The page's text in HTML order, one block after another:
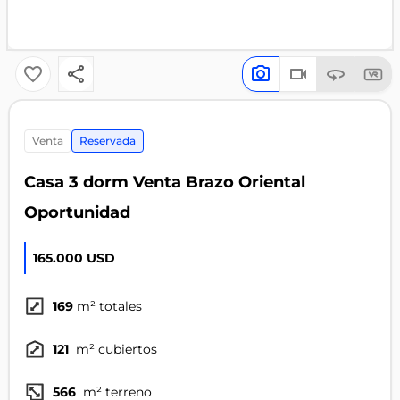
venta Reservada
Casa 3 dorm Venta Brazo Oriental
Oportunidad
165.000 USD
169 m² totales
121 m² cubiertos
566 m² terreno